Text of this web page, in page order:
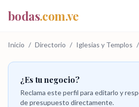
bodas.com.ve
Inicio / Directorio / Iglesias y Templos /
¿Es tu negocio?
Reclama este perfil para editarlo y
de presupuesto directamente.